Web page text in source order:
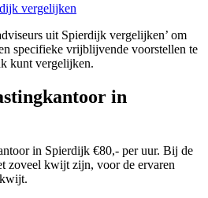
vergelijken
uit Spierdijk vergelijken’ om
specifieke vrijblijvende voorstellen te
kunt vergelijken.
in
in Spierdijk €80,- per uur. Bij de
zoveel kwijt zijn, voor de ervaren